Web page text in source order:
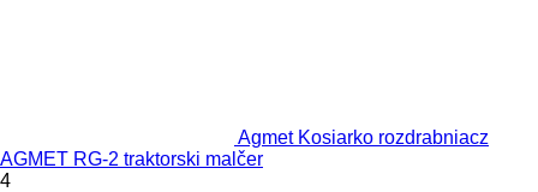
Agmet Kosiarko rozdrabniacz
AGMET RG-2 traktorski malčer
4